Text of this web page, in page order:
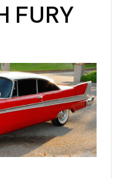
FURY